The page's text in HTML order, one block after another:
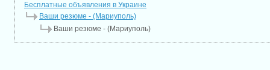
Бесплатные объявления в Украине
Ваши резюме - (Мариуполь)
Ваши резюме - (Мариуполь)